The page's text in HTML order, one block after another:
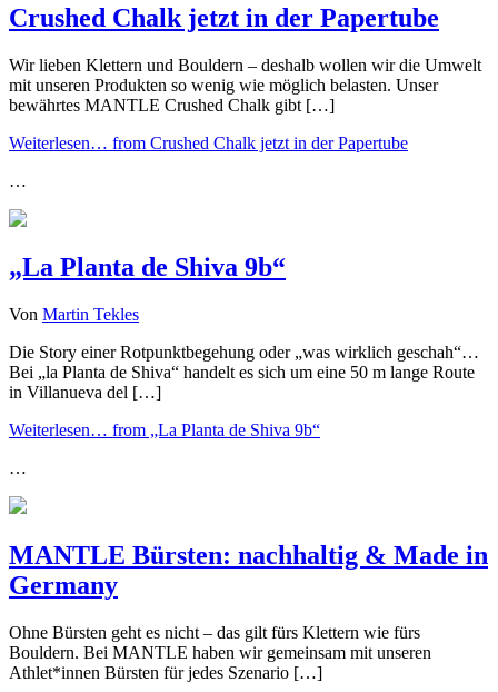
Crushed Chalk jetzt in der Papertube
Wir lieben Klettern und Bouldern – deshalb wollen wir die Umwelt
mit unseren Produkten so wenig wie möglich belasten. Unser
bewährtes MANTLE Crushed Chalk gibt […]
Weiterlesen… from Crushed Chalk jetzt in der Papertube
…
„La Planta de Shiva 9b“
Von Martin Tekles
Die Story einer Rotpunktbegehung oder „was wirklich geschah“…
Bei „la Planta de Shiva“ handelt es sich um eine 50 m lange Route
in Villanueva del […]
Weiterlesen… from „La Planta de Shiva 9b“
…
MANTLE Bürsten: nachhaltig & Made in
Germany
Ohne Bürsten geht es nicht – das gilt fürs Klettern wie fürs
Bouldern. Bei MANTLE haben wir gemeinsam mit unseren
Athlet*innen Bürsten für jedes Szenario […]